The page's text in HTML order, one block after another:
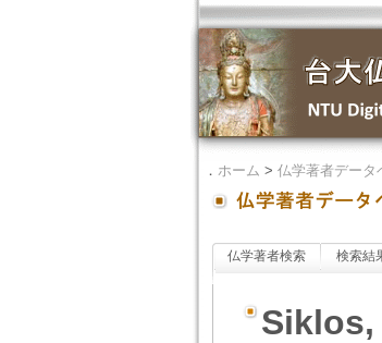
． ホーム > 仏学著者データ
仏学著者検索 検索結